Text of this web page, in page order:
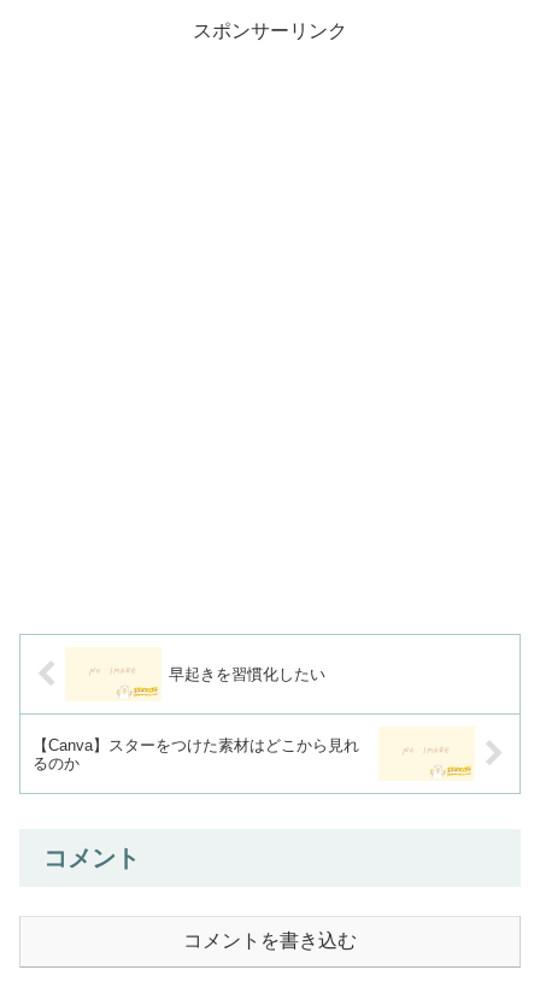
スポンサーリンク
早起きを習慣化したい
【Canva】スターをつけた素材はどこから見れ
るのか
コメント
コメントを書き込む